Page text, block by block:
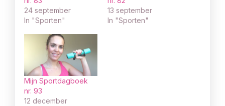
24 september
In "Sporten"
13 september
In "Sporten"
Mijn Sportdagboek
nr. 93
12 december